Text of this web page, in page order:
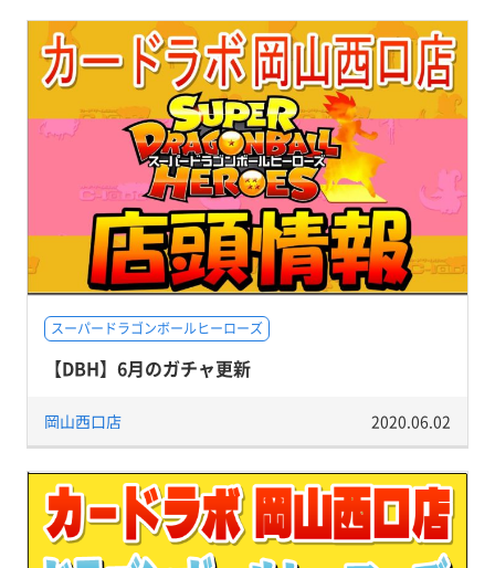
スーパードラゴンボールヒーローズ
【DBH】6月のガチャ更新
岡山西口店 2020.06.02